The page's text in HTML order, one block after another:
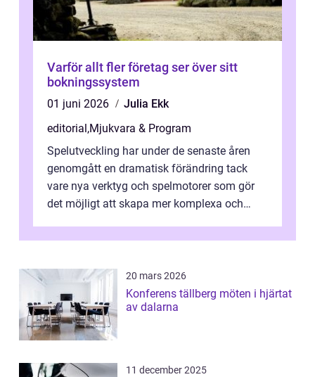
Varför allt fler företag ser över sitt
bokningssystem
01 juni 2026
Julia Ekk
editorial,Mjukvara & Program
Spelutveckling har under de senaste åren
genomgått en dramatisk förändring tack
vare nya verktyg och spelmotorer som gör
det möjligt att skapa mer komplexa och
20 mars 2026
Konferens tällberg möten i hjärtat
av dalarna
11 december 2025